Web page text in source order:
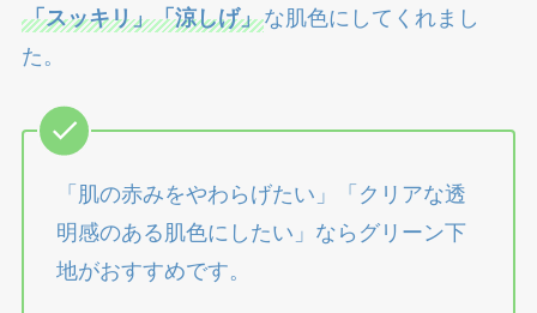
「スッキリ」「涼しげ」な肌色にしてくれまし
た。
「肌の赤みをやわらげたい」「クリアな透
明感のある肌色にしたい」ならグリーン下
地がおすすめです。